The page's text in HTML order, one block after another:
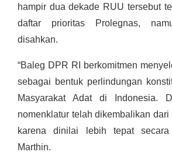
hampir dua dekade RUU tersebut
daftar prioritas Prolegnas,
disahkan.
“Baleg DPR RI berkomitmen
sebagai bentuk perlindungan
Masyarakat Adat di Indonesia.
nomenklatur telah dikembalikan dari
karena dinilai lebih tepat secara
Marthin.